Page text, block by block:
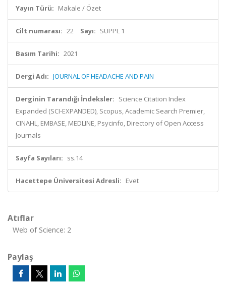
Yayın Türü: Makale / Özet
Cilt numarası: 22 Sayı: SUPPL 1
Basım Tarihi: 2021
Dergi Adı: JOURNAL OF HEADACHE AND PAIN
Derginin Tarandığı İndeksler: Science Citation Index
Expanded (SCI-EXPANDED), Scopus, Academic Search Premier,
CINAHL, EMBASE, MEDLINE, Psycinfo, Directory of Open Access
Journals
Sayfa Sayıları: ss.14
Hacettepe Üniversitesi Adresli: Evet
Atıflar
Web of Science: 2
Paylaş